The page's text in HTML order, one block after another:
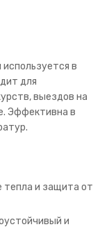
в
для
выездов на
Эффективна в
тепла и защита от
и